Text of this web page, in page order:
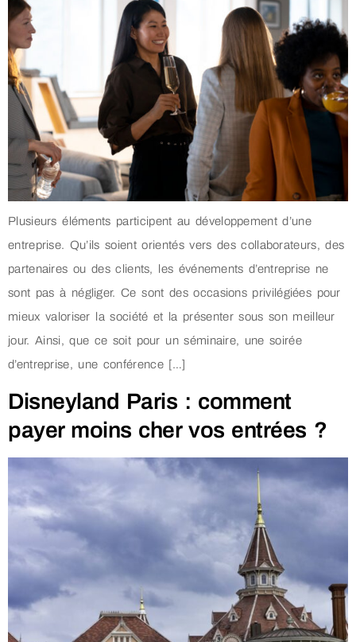
Plusieurs éléments participent au développement d’une
entreprise. Qu’ils soient orientés vers des collaborateurs, des
partenaires ou des clients, les événements d’entreprise ne
sont pas à négliger. Ce sont des occasions privilégiées pour
mieux valoriser la société et la présenter sous son meilleur
jour. Ainsi, que ce soit pour un séminaire, une soirée
d’entreprise, une conférence […]
Disneyland Paris : comment
payer moins cher vos entrées ?